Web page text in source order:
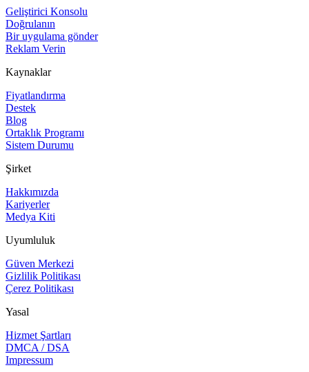
Geliştirici Konsolu
Doğrulanın
Bir uygulama gönder
Reklam Verin
Kaynaklar
Fiyatlandırma
Destek
Blog
Ortaklık Programı
Sistem Durumu
Şirket
Hakkımızda
Kariyerler
Medya Kiti
Uyumluluk
Güven Merkezi
Gizlilik Politikası
Çerez Politikası
Yasal
Hizmet Şartları
DMCA / DSA
Impressum